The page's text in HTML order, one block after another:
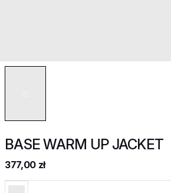
BASE WARM UP JACKET
377,00 zł